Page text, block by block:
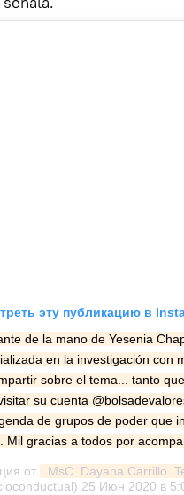
эту публикацию в
de la mano de Yesenia
en la investigación con
sobre el tema... tanto
su cuenta
de grupos de poder que
Mil gracias a todos por
от
MsC. Dayana Carrillo.
25 Июн 2020 в